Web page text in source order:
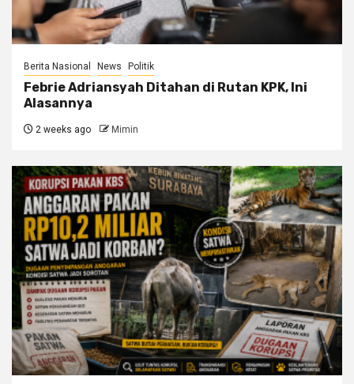
Berita Nasional News Politik
Febrie Adriansyah Ditahan di Rutan KPK, Ini
Alasannya
2 weeks ago Mimin